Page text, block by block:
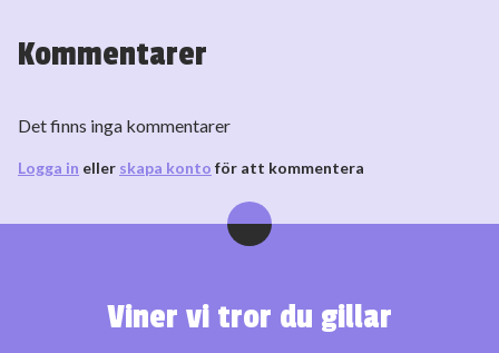
Kommentarer
Det finns inga kommentarer
Logga in eller skapa konto för att kommentera
Viner vi tror du gillar